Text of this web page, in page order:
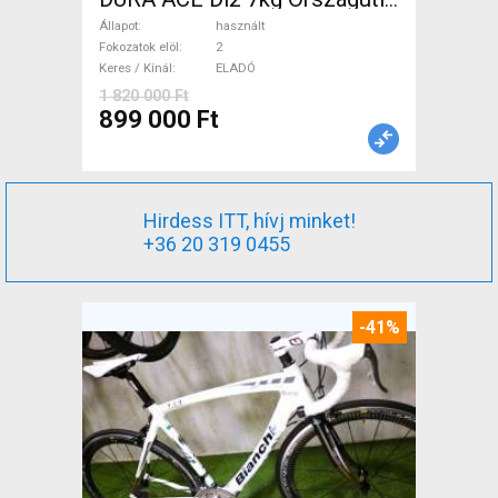
tárcsafék használt ELADÓ
Állapot
használt
Fokozatok elöl
2
Keres / Kínál
ELADÓ
1 820 000 Ft
899 000 Ft
Hirdess ITT, hívj minket!
+36 20 319 0455
-41%